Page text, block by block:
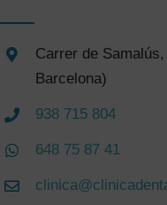
Carrer de
Barcelona)
938 715 804
648 75 87 41